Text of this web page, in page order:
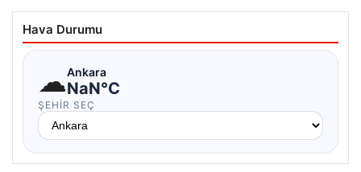
Hava Durumu
☁Ankara
NaN°C
ŞEHIR SEÇ